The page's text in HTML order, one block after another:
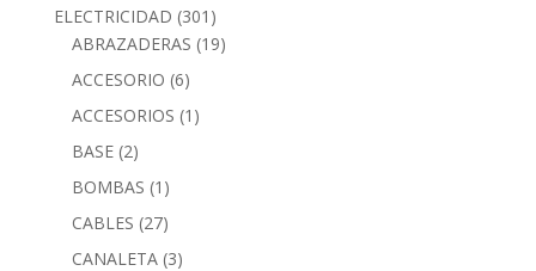
ELECTRICIDAD (301)
ABRAZADERAS (19)
ACCESORIO (6)
ACCESORIOS (1)
BASE (2)
BOMBAS (1)
CABLES (27)
CANALETA (3)